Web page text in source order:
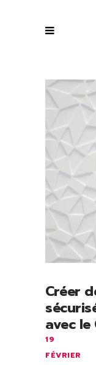
Créer
avec le
19
FÉVRIER